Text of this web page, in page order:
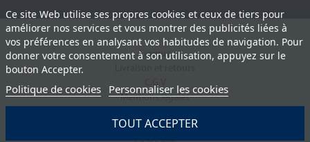
Oriflammes de Sainte-Lucie pour la communication
événementielle
Drapeaux de table adaptés aux bureaux, salles de réunion et
espaces protocolaires
Guirlandes décoratives pour les manifestations culturelles et
Ce site Web utilise ses propres cookies et ceux de tiers pour
améliorer nos services et vous montrer des publicités liées à
vos préférences en analysant vos habitudes de navigation. Pour
donner votre consentement à son utilisation, appuyez sur le
bouton Accepter.
Politique de cookies Personnaliser les cookies
TOUT ACCEPTER
Lexique
Mentions légales
Paiement sécurisé